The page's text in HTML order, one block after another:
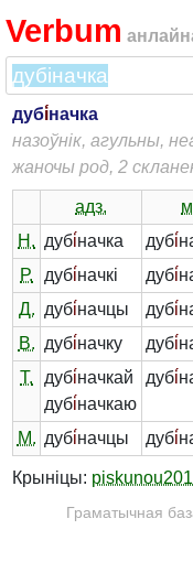
Verbum
дубі́начка
назоўнік, агульны,
жаночы род, 2
адз.
Н. дубі́начка дубі́
Р.
дубі́начкі дубі́
Д. дубі́начцы дубі́
В. дубі́начку дубі́
Т.
дубі́начкай
дубі́начкаю
дубі́
М. дубі́начцы дубі́
Крыніцы:
Граматычная